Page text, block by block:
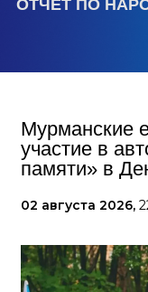
ОТЧЕТ ПО
Мурманские
участие в
памяти» в
02 августа 2026,